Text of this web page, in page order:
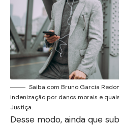
Saiba com Bruno Garcia
indenização por danos morais e
Justiça.
Desse modo, ainda que